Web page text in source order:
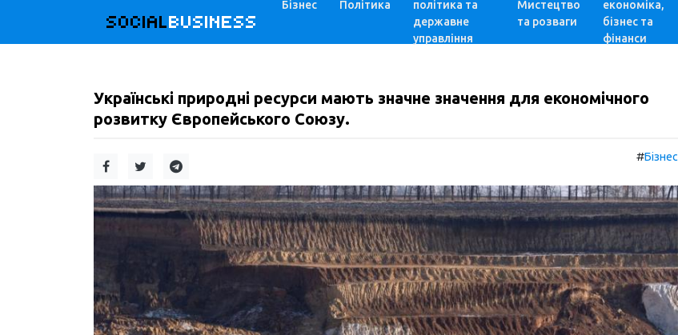
SOCIALBUSINESS
Бізнес Політика
політика та
державне
управління
Мистецтво
та розваги
економіка,
бізнес та
фінанси
Українські природні ресурси мають значне значення для економічного
розвитку Європейського Союзу.
#Бізнес